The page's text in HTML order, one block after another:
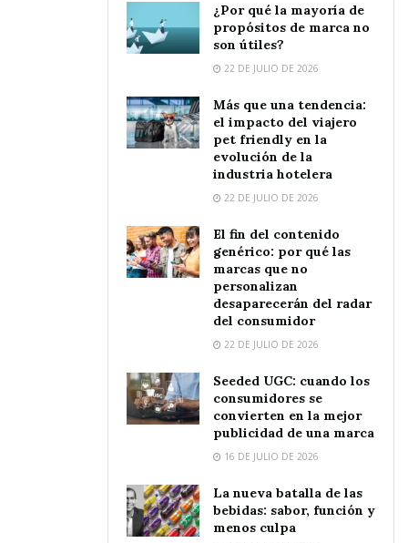
¿Por qué la mayoría de
propósitos de marca no
son útiles?
22 DE JULIO DE 2026
Más que una tendencia:
el impacto del viajero
pet friendly en la
evolución de la
industria hotelera
22 DE JULIO DE 2026
El fin del contenido
genérico: por qué las
marcas que no
personalizan
desaparecerán del radar
del consumidor
22 DE JULIO DE 2026
Seeded UGC: cuando los
consumidores se
convierten en la mejor
publicidad de una marca
16 DE JULIO DE 2026
La nueva batalla de las
bebidas: sabor, función y
menos culpa